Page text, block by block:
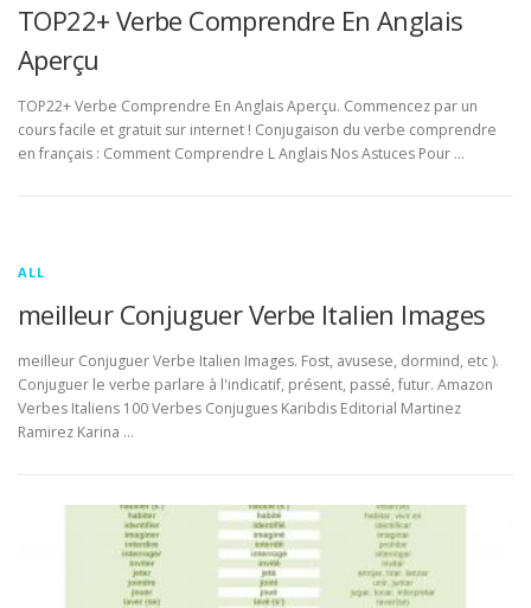
TOP22+ Verbe Comprendre En Anglais
Aperçu
TOP22+ Verbe Comprendre En Anglais Aperçu. Commencez par un
cours facile et gratuit sur internet ! Conjugaison du verbe comprendre
en français : Comment Comprendre L Anglais Nos Astuces Pour …
ALL
meilleur Conjuguer Verbe Italien Images
meilleur Conjuguer Verbe Italien Images. Fost, avusese, dormind, etc ).
Conjuguer le verbe parlare à l'indicatif, présent, passé, futur. Amazon
Verbes Italiens 100 Verbes Conjugues Karibdis Editorial Martinez
Ramirez Karina …